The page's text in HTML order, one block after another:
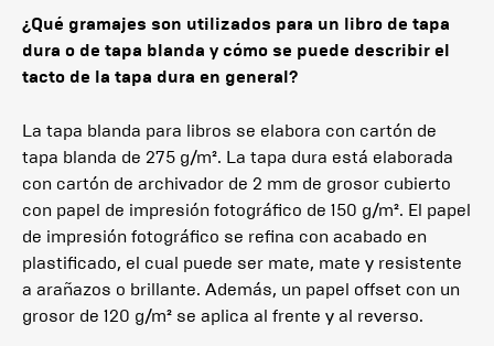
¿Qué gramajes son utilizados para un libro de tapa
dura o de tapa blanda y cómo se puede describir el
tacto de la tapa dura en general?
La tapa blanda para libros se elabora con cartón de
tapa blanda de 275 g/m². La tapa dura está elaborada
con cartón de archivador de 2 mm de grosor cubierto
con papel de impresión fotográfico de 150 g/m². El papel
de impresión fotográfico se refina con acabado en
plastificado, el cual puede ser mate, mate y resistente
a arañazos o brillante. Además, un papel offset con un
grosor de 120 g/m² se aplica al frente y al reverso.